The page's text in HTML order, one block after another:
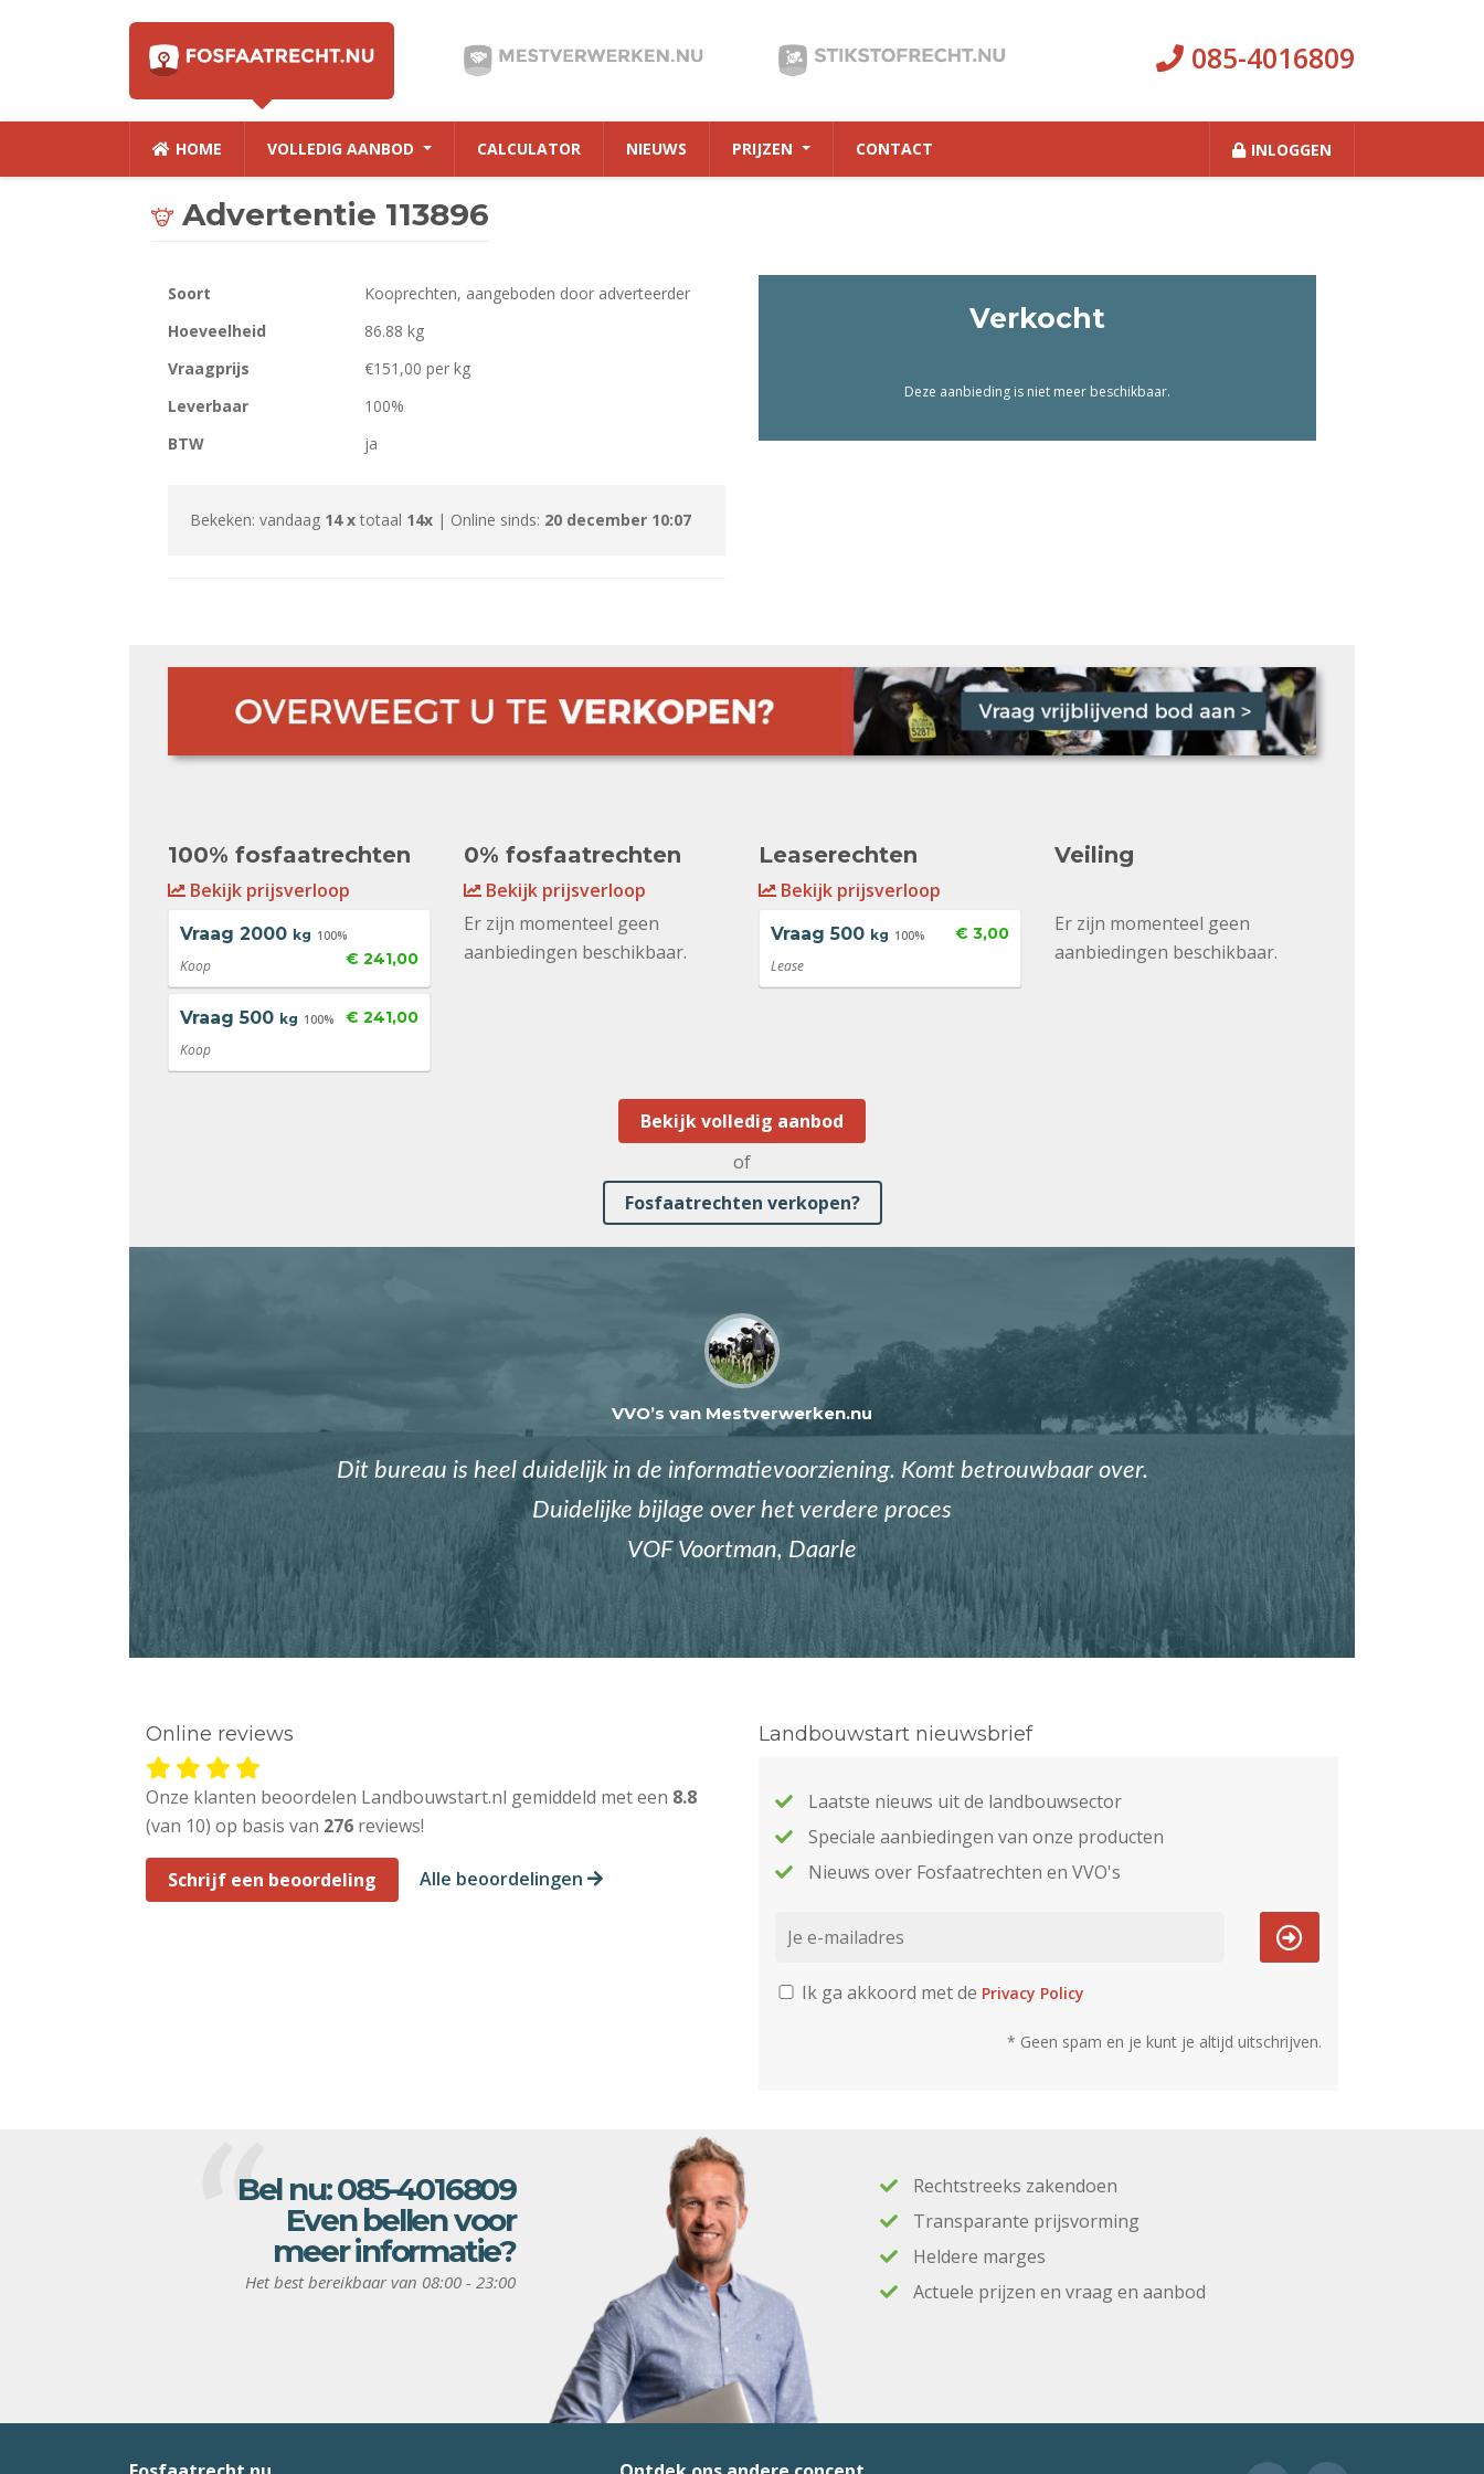
085-4016809
HOME VOLLEDIG AANBOD CALCULATOR NIEUWS PRIJZEN CONTACT INLOGGEN
Advertentie 113896
Soort
Kooprechten, aangeboden door adverteerder
Hoeveelheid
86.88 kg
Vraagprijs
€151,00 per kg
Leverbaar
100%
BTW
ja
Bekeken: vandaag 14 x totaal 14x | Online sinds: 20 december 10:07
Verkocht
Deze aanbieding is niet meer beschikbaar.
100% fosfaatrechten
Bekijk prijsverloop
Vraag 2000 kg 100%
€ 241,00
Koop
Vraag 500 kg 100% € 241,00
Koop
0% fosfaatrechten
Bekijk prijsverloop
Er zijn momenteel geen
aanbiedingen beschikbaar.
Leaserechten
Bekijk prijsverloop
Vraag 500 kg 100% € 3,00
Lease
Veiling
Er zijn momenteel geen
aanbiedingen beschikbaar.
Bekijk volledig aanbod
of
Fosfaatrechten verkopen?
VVO’s van Mestverwerken.nu
Dit bureau is heel duidelijk in de informatievoorziening. Komt betrouwbaar over.
Duidelijke bijlage over het verdere proces
VOF Voortman, Daarle
Online reviews
Onze klanten beoordelen Landbouwstart.nl gemiddeld met een 8.8
(van 10) op basis van 276 reviews!
Schrijf een beoordeling Alle beoordelingen
Landbouwstart nieuwsbrief
Laatste nieuws uit de landbouwsector
Speciale aanbiedingen van onze producten
Nieuws over Fosfaatrechten en VVO's
Ik ga akkoord met de Privacy Policy
* Geen spam en je kunt je altijd uitschrijven.
Bel nu:085-4016809
Even bellen voor
meer informatie?
Het best bereikbaar van 08:00 - 23:00
Rechtstreeks zakendoen
Transparante prijsvorming
Heldere marges
Actuele prijzen en vraag en aanbod